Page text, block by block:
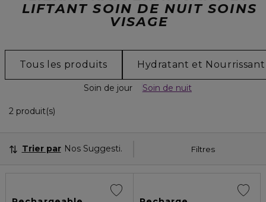
LIFTANT SOIN DE NUIT SOINS
VISAGE
Tous les produits Hydratant et Nourrissant
Soin de jour Soin de nuit
2 produit(s)
Filtres
Trier par Nos Suggestions